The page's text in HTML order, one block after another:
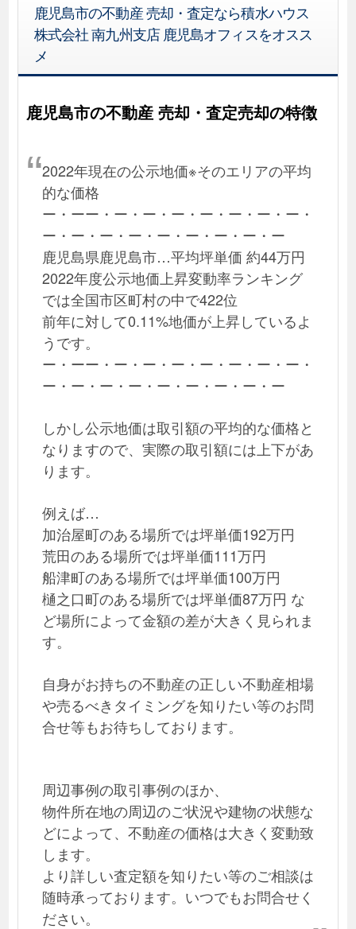
鹿児島市の不動産 売却・査定なら積水ハウス
株式会社 南九州支店 鹿児島オフィスをオスス
メ
鹿児島市の不動産 売却・査定売却の特徴
2022年現在の公示地価※そのエリアの平均
的な価格
ー・ーー・ー・ー・ー・ー・ー・ー・ー・
ー・ー・ー・ー・ー・ー・ー・ー・ー
鹿児島県鹿児島市…平均坪単価 約44万円
2022年度公示地価上昇変動率ランキング
では全国市区町村の中で422位
前年に対して0.11%地価が上昇しているよ
うです。
ー・ーー・ー・ー・ー・ー・ー・ー・ー・
ー・ー・ー・ー・ー・ー・ー・ー・ー
しかし公示地価は取引額の平均的な価格と
なりますので、実際の取引額には上下があ
ります。
例えば…
加治屋町のある場所では坪単価192万円
荒田のある場所では坪単価111万円
船津町のある場所では坪単価100万円
樋之口町のある場所では坪単価87万円 な
ど場所によって金額の差が大きく見られま
す。
自身がお持ちの不動産の正しい不動産相場
や売るべきタイミングを知りたい等のお問
合せ等もお待ちしております。
周辺事例の取引事例のほか、
物件所在地の周辺のご状況や建物の状態な
どによって、不動産の価格は大きく変動致
します。
より詳しい査定額を知りたい等のご相談は
随時承っております。いつでもお問合せく
ださい。